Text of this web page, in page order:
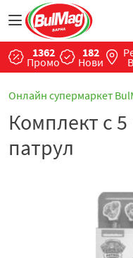
1362
Промо
182
Нови
Онлайн супермаркет
Комплект с
патрул